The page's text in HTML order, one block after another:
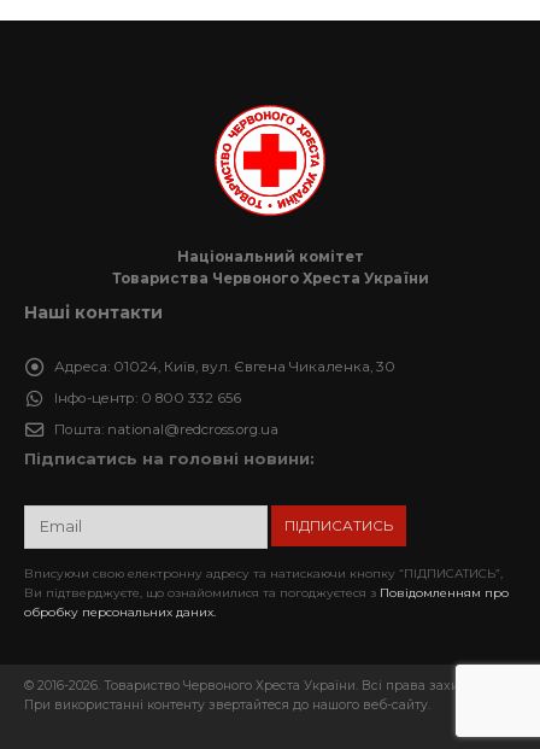
Національний комітет
Товариства Червоного Хреста України
Наші контакти
Адреса: 01024, Київ, вул. Євгена Чикаленка, 30
Інфо-центр: 0 800 332 656
Пошта: national@redcross.org.ua
Підписатись на головні новини:
Вписуючи свою електронну адресу та натискаючи кнопку “ПІДПИСАТИСЬ”,
Ви підтверджуєте, що ознайомилися та погоджуєтеся з Повідомленням про
обробку персональних даних.
© 2016-2026. Товариство Червоного Хреста України. Всі права захищені.
При використанні контенту звертайтеся до нашого веб-сайту.